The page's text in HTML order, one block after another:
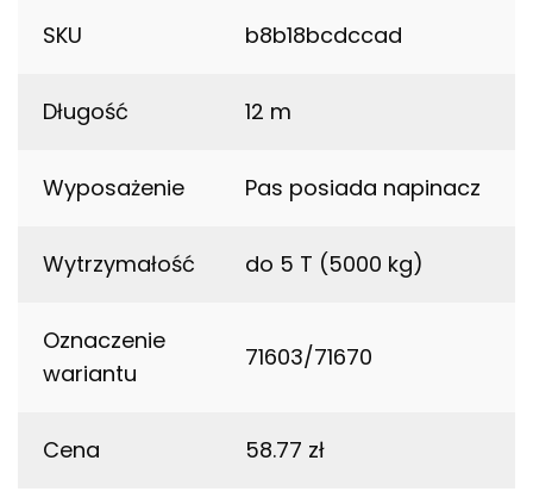
SKU b8b18bcdccad
Długość 12 m
Wyposażenie Pas posiada napinacz
Wytrzymałość do 5 T (5000 kg)
Oznaczenie
wariantu
71603/71670
Cena 58.77 zł